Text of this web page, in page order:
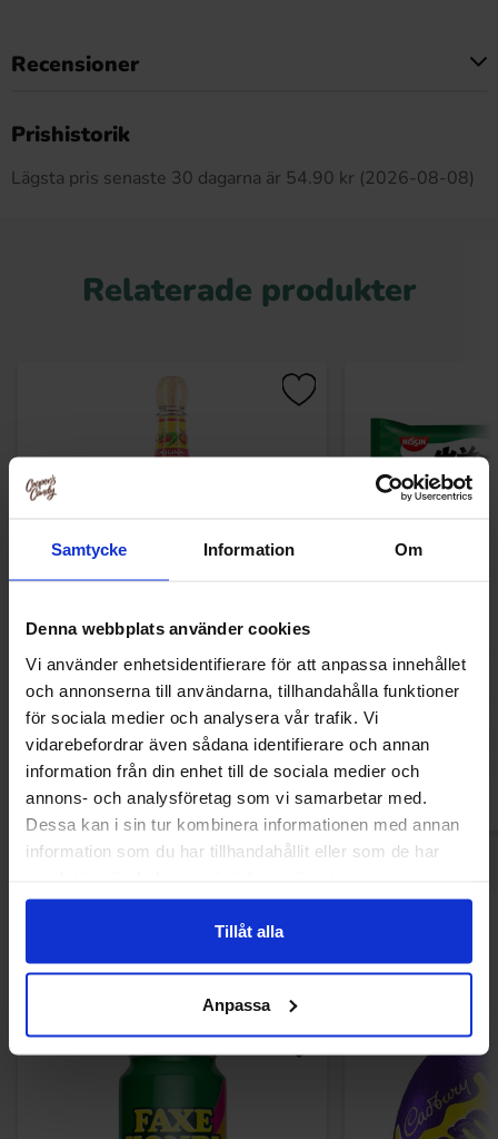
Samtycke Information Om
Denna webbplats använder cookies
Vi använder enhetsidentifierare för att anpassa innehållet
och annonserna till användarna, tillhandahålla funktioner
för sociala medier och analysera vår trafik. Vi
vidarebefordrar även sådana identifierare och annan
information från din enhet till de sociala medier och
annons- och analysföretag som vi samarbetar med.
Dessa kan i sin tur kombinera informationen med annan
information som du har tillhandahållit eller som de har
Tillåt alla
Anpassa
Recensioner
Prishistorik
Lägsta pris senaste 30 dagarna är 54.90 kr (2026-08-08)
Relaterade produkter
66.15 kr
Köp
Nissin Demae
Flavour
Andra gillade
-12% -63%